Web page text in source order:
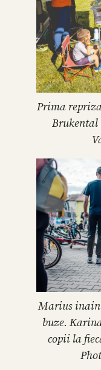
Prima
Brukental
Marius
buze.
copii la